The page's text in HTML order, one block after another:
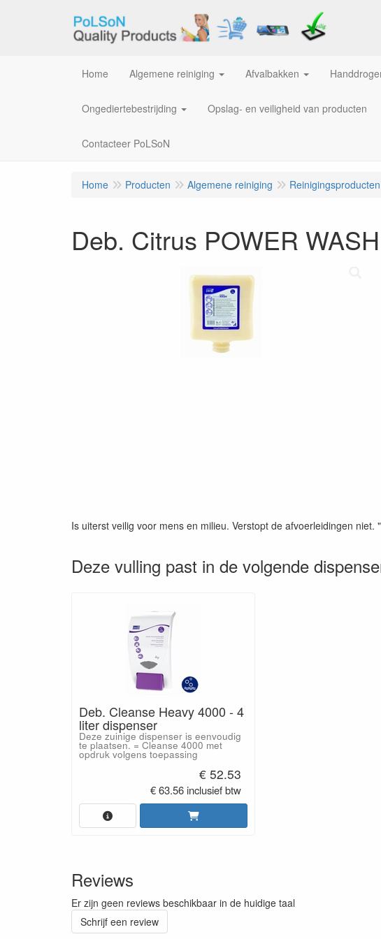
Home Algemene reiniging Afvalbakken
Ongediertebestrijding Opslag- en veiligheid van producten
Contacteer PoLSoN
Home Producten Algemene reiniging Reinigingsproducten
Deb. Citrus POWER
Is uiterst veilig voor mens en milieu. Verstopt de afvoerleidingen niet. "
Deze vulling past in de volgende
Deb. Cleanse Heavy 4000 - 4
liter dispenser
Deze zuinige dispenser is eenvoudig
te plaatsen. = Cleanse 4000 met
opdruk volgens toepassing
€ 52.53
€ 63.56 inclusief btw
Reviews
Er zijn geen reviews beschikbaar in de huidige taal
Schrijf een review